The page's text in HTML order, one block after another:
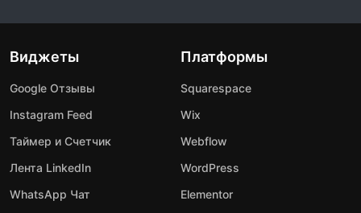
Виджеты
Google Отзывы
Instagram Feed
Таймер и Счетчик
Лента LinkedIn
WhatsApp Чат
Платформы
Squarespace
Wix
Webflow
WordPress
Elementor